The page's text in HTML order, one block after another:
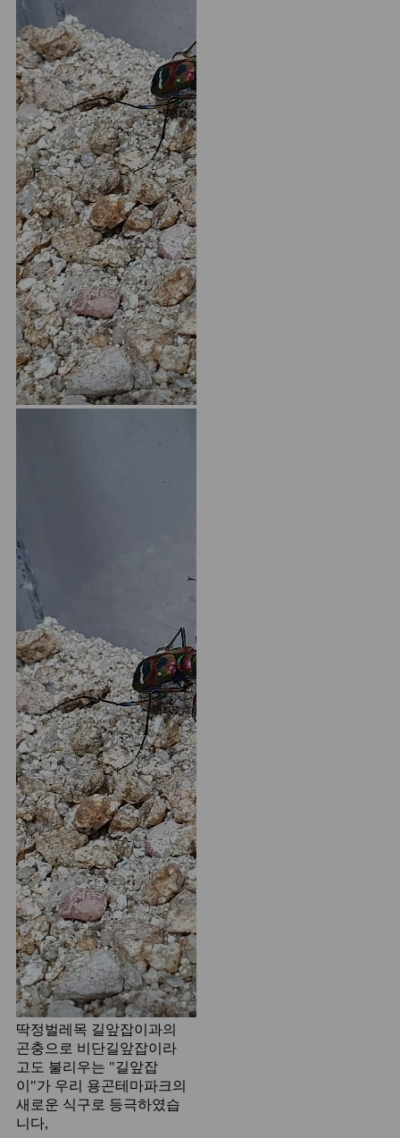
딱정벌레목 길앞잡이과의
곤충으로 비단길앞잡이라
고도 불리우는 "길앞잡
이"가 우리 용곤테마파크의
새로운 식구로 등극하였습
니다,